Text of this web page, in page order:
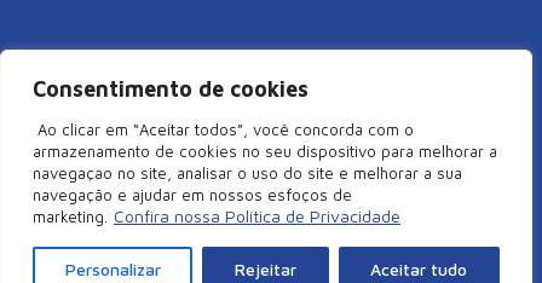
Consentimento de cookies
Ao clicar em “Aceitar todos”, você concorda com o
armazenamento de cookies no seu dispositivo para melhorar a
navegaçao no site, analisar o uso do site e melhorar a sua
navegação e ajudar em nossos esfoços de
marketing.
Confira nossa Política de Privacidade
Personalizar Rejeitar Aceitar tudo
Sistema CNDL
©2026 Câmara de Dirigentes Lojistas de São Miguel do Oeste/SC –
Todos Direitos Reservados | Rua Duque de Caxias, 920, Centro –
89900-000 | CNPJ: 83.829.820/0001-18